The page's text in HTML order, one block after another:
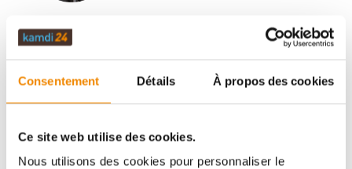
Consentement Détails À propos des cookies
Ce site web utilise des cookies.
Nous utilisons des cookies pour personnaliser le
Votre conseiller en matière de poêles
et de cheminées:
Aboubakar Fofana vous conseille volontiers sur le
Vous avez des questions sur nos produits? N'hésitez